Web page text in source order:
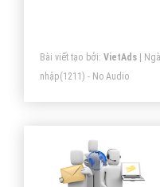
Bài viết tạo bởi: VietAds|
nhập(1211) - No Audio